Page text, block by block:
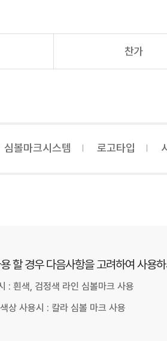
찬가
심볼마크시스템 로고타입
할 경우 다음사항을 고려하여 사용
: 흰색, 검정색 라인 심볼마크 사용
상 사용시 : 칼라 심볼 마크 사용